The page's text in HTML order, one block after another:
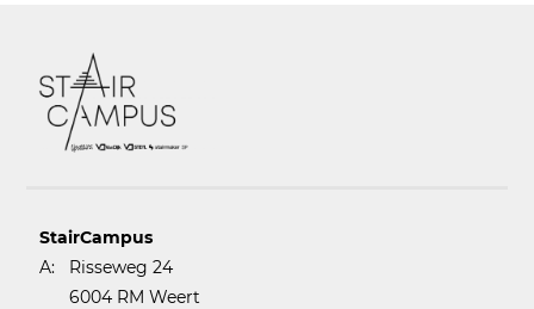
StairCampus
A:
Risseweg 24
6004 RM Weert